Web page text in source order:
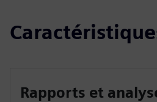
Rapports et